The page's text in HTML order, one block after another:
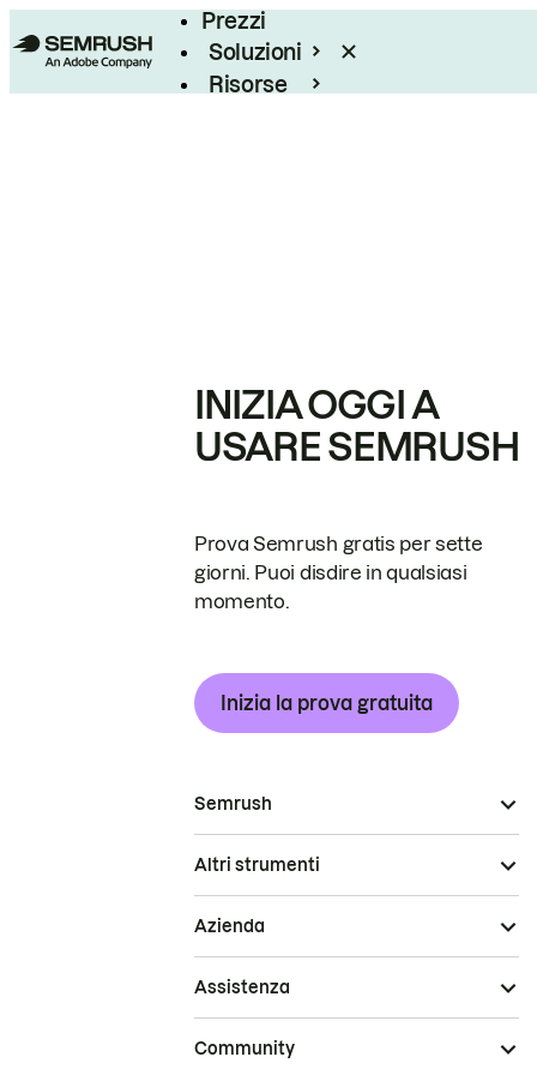
Prezzi
Soluzioni
Risorse
INIZIA OGGI A
USARE SEMRUSH
Prova Semrush gratis per sette
giorni. Puoi disdire in qualsiasi
momento.
Inizia la prova gratuita
Semrush
Altri strumenti
Azienda
Assistenza
Community